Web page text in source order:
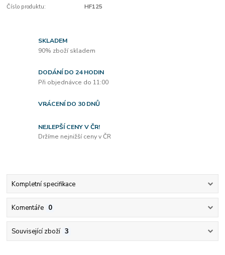
Číslo produktu: HF125
SKLADEM
90% zboží skladem
DODÁNÍ DO 24 HODIN
Při objednávce do 11:00
VRÁCENÍ DO 30 DNŮ
NEJLEPŠÍ CENY V ČR!
Držíme nejnižší ceny v ČR
Kompletní specifikace
Komentáře 0
Související zboží 3